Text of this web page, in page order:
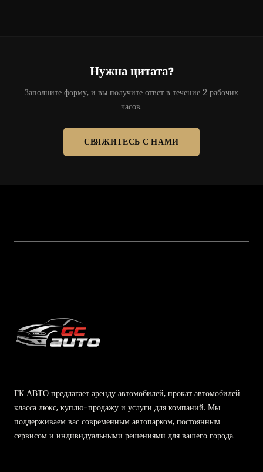
Нужна цитата?
Заполните форму, и вы получите ответ в течение 2 рабочих
часов.
СВЯЖИТЕСЬ С НАМИ
ГК АВТО предлагает аренду автомобилей, прокат автомобилей
класса люкс, куплю-продажу и услуги для компаний. Мы
поддерживаем вас современным автопарком, постоянным
сервисом и индивидуальными решениями для вашего города.